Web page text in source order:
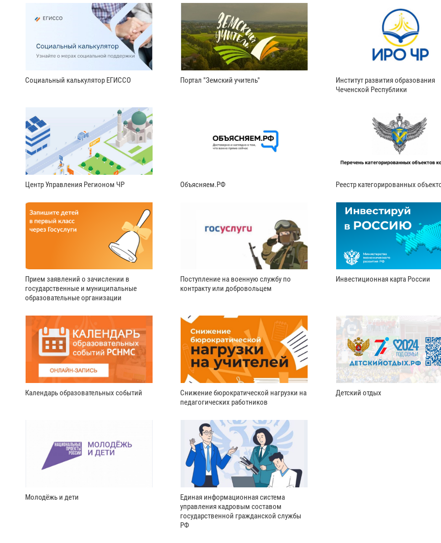
Социальный калькулятор ЕГИССО Портал "Земский учитель"
Институт развития образования
Чеченской Республики
Центр Управления Регионом ЧР Объясняем.РФ Реестр категорированных
Прием заявлений о зачислении в
государственные и муниципальные
образовательные организации
Поступление на военную службу по
контракту или добровольцем
Инвестиционная карта России
Календарь образовательных событий
Снижение бюрократической нагрузки на
педагогических работников
Детский отдых
Молодёжь и дети
Единая информационная система
управления кадровым составом
государственной гражданской службы
РФ